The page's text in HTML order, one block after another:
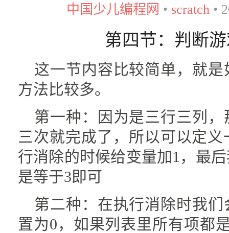
中国少儿编程网 • scratch•
第四节：判断
这一节内容比较简单，就
方法比较多。
第一种：因为是三行三列
三次就完成了，所以可以定
行消除的时候给变量加1，最
是等于3即可
第二种：在执行消除时我
置为0，如果列表里所有项都